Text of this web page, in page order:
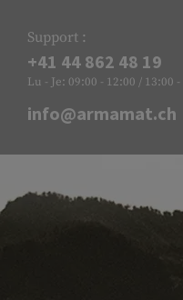
Support :
+41 44 862 48 19
Lu - Je: 09:00 - 12:00 / 13:00
info@armamat.ch